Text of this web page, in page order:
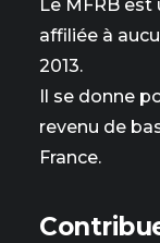
Le MFRB est
affiliée à
2013.
Il se donne
revenu de
France.